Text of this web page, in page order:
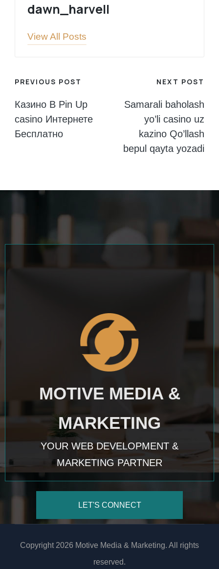
dawn_harvell
View All Posts
Post
navigation
PREVIOUS POST
Казино В Pin Up
casino Интернете
Бесплатно
NEXT POST
Samarali baholash
yo’li casino uz
kazino Qo’llash
bepul qayta yozadi
MOTIVE MEDIA &
MARKETING
YOUR WEB DEVELOPMENT &
MARKETING PARTNER
LET'S CONNECT
Copyright 2026 Motive Media & Marketing. All rights
reserved.